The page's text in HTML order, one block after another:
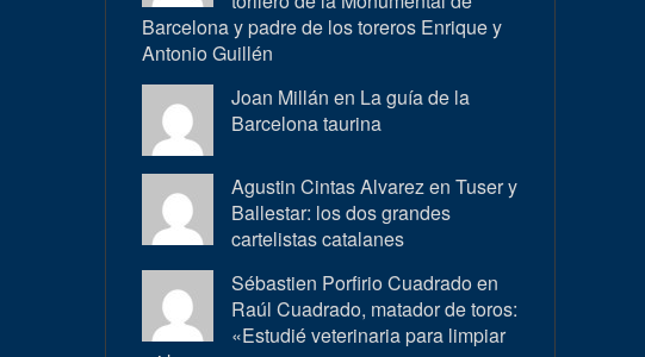
Barcelona y padre de los toreros Enrique y
Antonio Guillén
Joan Millán en La guía de la
Barcelona taurina
Agustin Cintas Alvarez enTuser y
Ballestar: los dos grandes
cartelistas catalanes
Sébastien Porfirio Cuadrado en
Raúl Cuadrado, matador de toros:
«Estudié veterinaria para limpiar